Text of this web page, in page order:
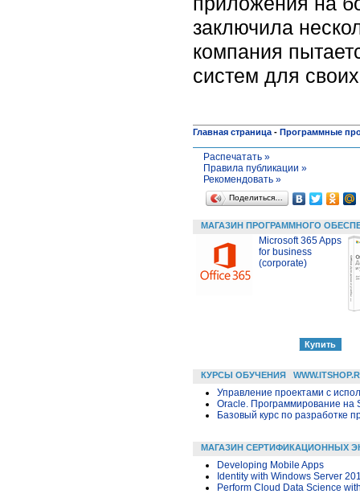
заключила
компания
систем для
Главная страница - Программные
Распечатать »
Правила публикации »
Рекомендовать »
Поделиться…
МАГАЗИН ПРОГРАММНОГО
Microsoft 365 Apps
for business
(corporate)
КУРСЫ ОБУЧЕНИЯ
Управление проектами с
Oracle. Программирование на
Базовый курс по разработке
МАГАЗИН СЕРТИФИКАЦИОННЫХ
Developing Mobile Apps
Identity with Windows Server
Perform Cloud Data Science